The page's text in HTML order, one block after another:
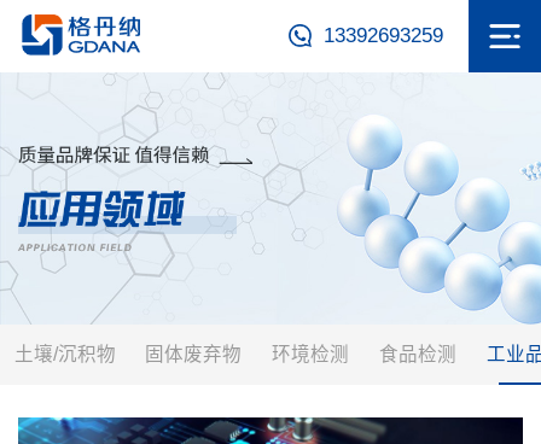
13392693259
土壤/沉积物 固体废弃物 环境检测 食品检测 工业